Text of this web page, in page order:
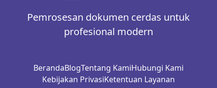
Pemrosesan dokumen cerdas untuk
profesional modern
BerandaBlogTentang KamiHubungi Kami
Kebijakan PrivasiKetentuan Layanan